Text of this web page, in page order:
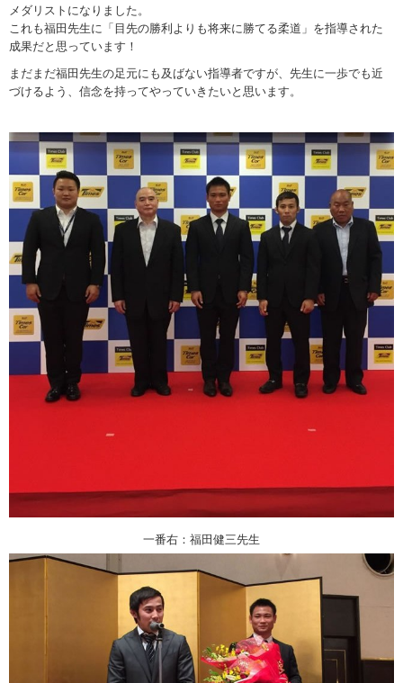
メダリストになりました。
これも福田先生に「目先の勝利よりも将来に勝てる柔道」を指導された
成果だと思っています！
まだまだ福田先生の足元にも及ばない指導者ですが、先生に一歩でも近
づけるよう、信念を持ってやっていきたいと思います。
一番右：福田健三先生